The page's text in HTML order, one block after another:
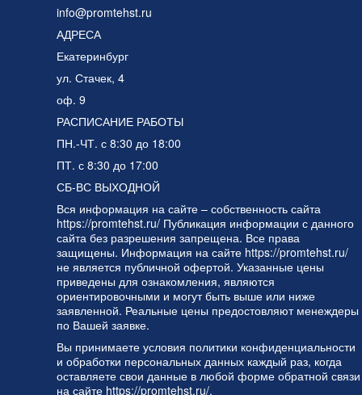
info@promtehst.ru
АДРЕСА
Екатеринбург
ул. Стачек, 4
оф. 9
РАСПИСАНИЕ РАБОТЫ
ПН.-ЧТ. с 8:30 до 18:00
ПТ. с 8:30 до 17:00
СБ-ВС ВЫХОДНОЙ
Вся информация на сайте – собственность сайта
https://promtehst.ru/ Публикация информации с данного
сайта без разрешения запрещена. Все права
защищены. Информация на сайте https://promtehst.ru/
не является публичной офертой. Указанные цены
приведены для ознакомления, являются
ориентировочными и могут быть выше или ниже
заявленной. Реальные цены предостовляют менеждеры
по Вашей заявке.
Вы принимаете условия политики конфиденциальности
и обработки персональных данных каждый раз, когда
оставляете свои данные в любой форме обратной связи
на сайте https://promtehst.ru/.